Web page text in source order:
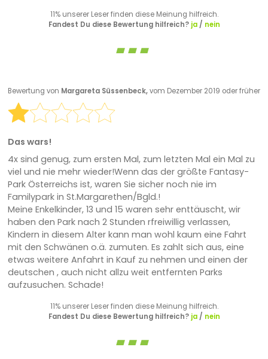
11% unserer Leser finden diese Meinung hilfreich.
Fandest Du diese Bewertung hilfreich? ja/ nein
Bewertung von Margareta Süssenbeck,vom Dezember 2019 oder früher
Das wars!
4x sind genug, zum ersten Mal, zum letzten Mal ein Mal zu
viel und nie mehr wieder!Wenn das der größte Fantasy-
Park Österreichs ist, waren Sie sicher noch nie im
Familypark in St.Margarethen/Bgld.!
Meine Enkelkinder, 13 und 15 waren sehr enttäuscht, wir
haben den Park nach 2 Stunden rfreiwillig verlassen,
Kindern in diesem Alter kann man wohl kaum eine Fahrt
mit den Schwänen o.ä. zumuten. Es zahlt sich aus, eine
etwas weitere Anfahrt in Kauf zu nehmen und einen der
deutschen , auch nicht allzu weit entfernten Parks
aufzusuchen. Schade!
11% unserer Leser finden diese Meinung hilfreich.
Fandest Du diese Bewertung hilfreich? ja/ nein